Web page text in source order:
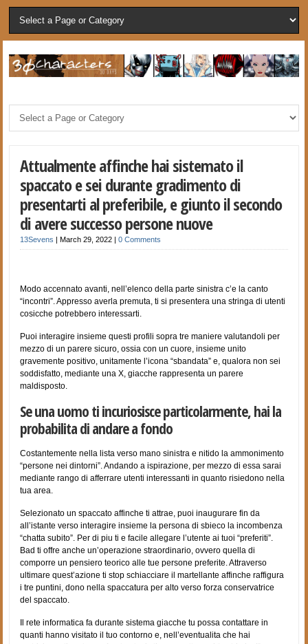
Attualmente affinche hai sistemato il
spaccato e sei durante gradimento di
presentarti al preferibile, e giunto il secondo
di avere successo persone nuove
13Sevens |March 29, 2022 |0 Comments
Modo accennato avanti, nell’elenco della parte sinistra c’e la canto
“incontri”. Appresso averla premuta, ti si presentera una stringa di utenti
cosicche potrebbero interessarti.
Puoi interagire insieme questi profili sopra tre maniere valutandoli per
mezzo di un parere sicuro, ossia con un cuore, insieme unito
gravemente positivo, unitamente l’icona “sbandata” e, qualora non sei
soddisfatto, mediante una X, giacche rappresenta un parere
maldisposto.
Se una uomo ti incuriosisce particolarmente, hai la
probabilita di andare a fondo
Costantemente nella lista verso mano sinistra e nitido la ammonimento
“persone nei dintorni”. Andando a ispirazione, per mezzo di essa sarai
mediante rango di afferrare utenti interessanti in quanto risiedono nella
tua area.
Selezionato un spaccato affinche ti attrae, puoi inaugurare fin da
all’istante verso interagire insieme la persona di sbieco la incombenza
“chatta subito”. Per di piu ti e facile allegare l’utente ai tuoi “preferiti”.
Bad ti offre anche un’operazione straordinario, ovvero quella di
comporre un pensiero teorico alle tue persone preferite. Attraverso
ultimare quest’azione ti stop schiacciare il martellante affinche raffigura
i tre puntini, dono nella spaccatura per alto verso forza conservatrice
del spaccato.
Il rete informatica fa durante sistema giacche tu possa contattare in
quanti hanno visitato il tuo contorno e, nell’eventualita che hai